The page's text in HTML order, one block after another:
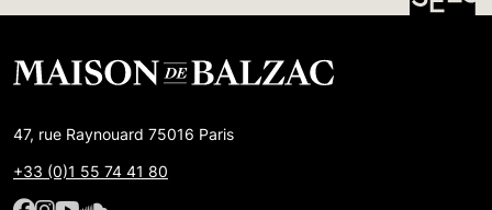
47, rue Raynouard 75016 Paris
+33 (0)1 55 74 41 80